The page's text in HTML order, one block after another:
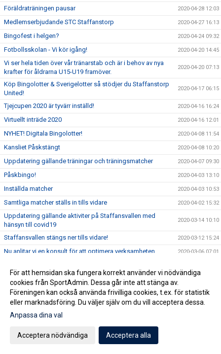
Föräldraträningen pausar 2020-04-28 12:03
Medlemserbjudande STC Staffanstorp 2020-04-27 16:13
Bingofest i helgen? 2020-04-24 09:32
Fotbollsskolan - Vi kör igång! 2020-04-20 14:45
Vi ser hela tiden över vår tränarstab och är i behov av nya
krafter för åldrarna U15-U19 framöver.
2020-04-20 07:13
Köp Bingolotter & Sverigelotter så stödjer du Staffanstorp
United!
2020-04-17 06:15
Tjejcupen 2020 är tyvärr inställd! 2020-04-16 16:24
Virtuellt inträde 2020 2020-04-16 12:01
NYHET! Digitala Bingolotter! 2020-04-08 11:54
Kansliet Påskstängt 2020-04-08 10:20
Uppdatering gällande träningar och träningsmatcher 2020-04-07 09:30
Påskbingo! 2020-04-03 13:10
Inställda matcher 2020-04-03 10:53
Samtliga matcher ställs in tills vidare 2020-04-02 15:32
Uppdatering gällande aktiviter på Staffansvallen med
hänsyn till covid19
2020-03-14 10:10
Staffansvallen stängs ner tills vidare! 2020-03-12 15:24
Nu anlitar vi en konsult för att optimera verksamheten 2020-03-06 07:01
Årsmöte onsdag 11 mars!
Puma kommer till Vallen 2020-02-10 17:04
TJEJCUPEN 2020 2020-01-21 14:08
Kansliet Julstängt
Extra årsmöte 24/11!
För att hemsidan ska fungera korrekt använder vi nödvändiga
cookies från SportAdmin. Dessa går inte att stänga av.
Föreningen kan också använda frivilliga cookies, t.ex. för statistik
eller marknadsföring. Du väljer själv om du vill acceptera dessa.
Anpassa dina val
Acceptera nödvändiga Acceptera alla